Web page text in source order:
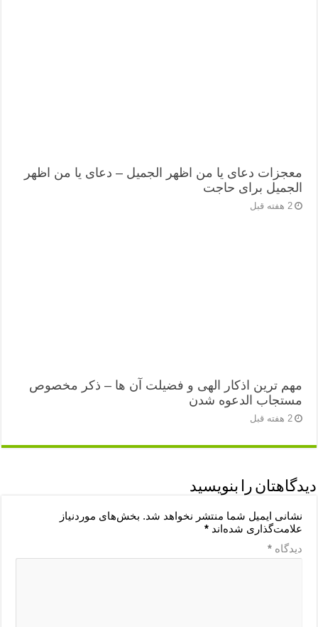
معجزات دعای یا من اظهر الجمیل – دعای یا من اظهر
الجمیل برای حاجت
2 هفته قبل
مهم ترین اذکار الهی و فضیلت آن ها – ذکر مخصوص
مستجاب الدعوه شدن
2 هفته قبل
دیدگاهتان را بنویسید
نشانی ایمیل شما منتشر نخواهد شد. بخش‌های موردنیاز
علامت‌گذاری شده‌اند*
دیدگاه*